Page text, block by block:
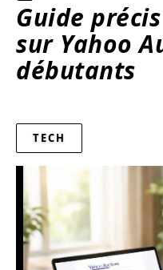
Guide
sur Yahoo
débutants
TECH